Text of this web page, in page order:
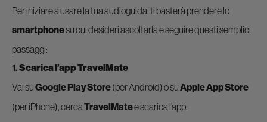
Per iniziare a usare la tua audioguida, ti basterà prendere lo
smartphonesu cui desideri ascoltarla e seguire questi semplici
passaggi:
1.Scarica l’app TravelMate
Vai suGoogle Play Store(per Android) o suApple App Store
(per iPhone), cercaTravelMatee scarica l’app.